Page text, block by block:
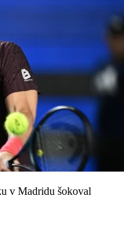
v Madridu šokoval